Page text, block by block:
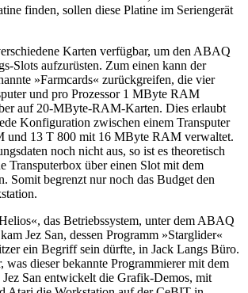
finden, sollen diese Platine im Seriengerät
Karten verfügbar, um den ABAQ
Slots aufzurüsten. Zum einen kann der
»Farmcards« zurückgreifen, die vier
und pro Prozessor 1 MByte RAM
auf 20-MByte-RAM-Karten. Dies erlaubt
Konfiguration zwischen einem Transputer
und 13 T 800 mit 16 MByte RAM verwaltet.
noch nicht aus, so ist es theoretisch
Transputerbox über einen Slot mit dem
Somit begrenzt nur noch das Budget den
das Betriebssystem, unter dem ABAQ
Jez San, dessen Programm »Starglider«
ein Begriff sein dürfte, in Jack Langs Büro.
was dieser bekannte Programmierer mit dem
San entwickelt die Grafik-Demos, mit